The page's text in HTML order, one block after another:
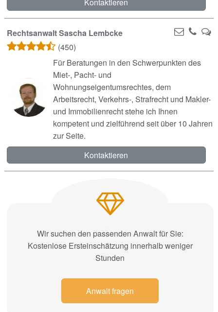
Rechtsanwalt Sascha Lembcke
(450)
Für Beratungen in den Schwerpunkten des
Miet-, Pacht- und
Wohnungseigentumsrechtes, dem
Arbeitsrecht, Verkehrs-, Strafrecht und Makler-
und Immobilienrecht stehe ich Ihnen
kompetent und zielführend seit über 10 Jahren
zur Seite.
Kontaktieren
Wir suchen den passenden Anwalt für Sie:
Kostenlose Ersteinschätzung innerhalb weniger
Stunden
Anwalt fragen